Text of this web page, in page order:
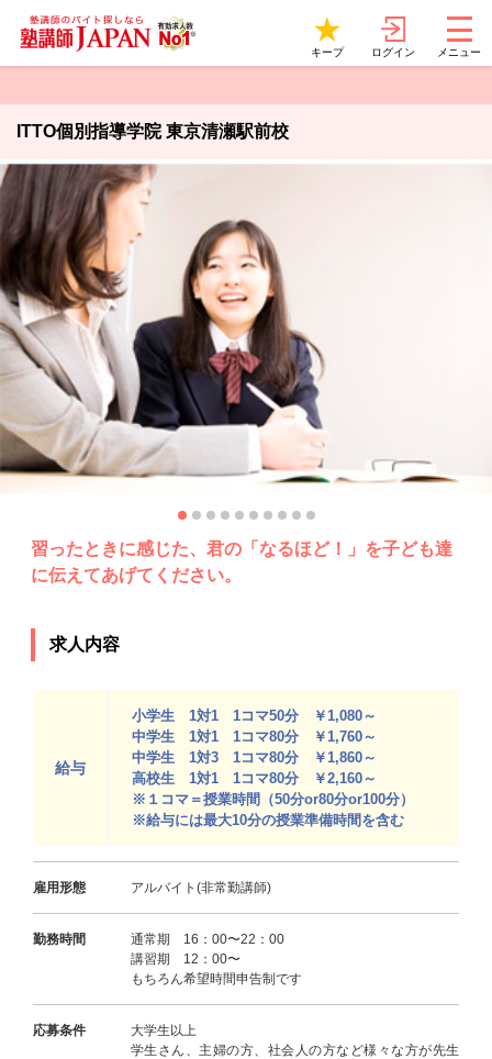
キープ ログイン メニュー
ITTO個別指導学院 東京清瀬駅前校
習ったときに感じた、君の「なるほど！」を子ども達
に伝えてあげてください。
求人内容
給与
小学生 1対1 1コマ50分 ￥1,080～
中学生 1対1 1コマ80分 ￥1,760～
中学生 1対3 1コマ80分 ￥1,860～
高校生 1対1 1コマ80分 ￥2,160～
※１コマ＝授業時間（50分or80分or100分）
※給与には最大10分の授業準備時間を含む
雇用形態 アルバイト(非常勤講師)
勤務時間
通常期 16：00〜22：00
講習期 12：00〜
もちろん希望時間申告制です
応募条件
大学生以上
学生さん、主婦の方、社会人の方など様々な方が先生